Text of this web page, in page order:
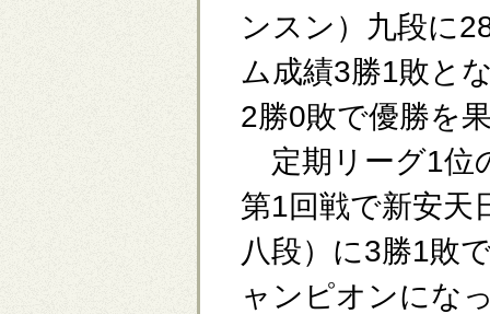
ンスン）九段に
ム成績3勝1敗と
2勝0敗で優勝を
定期リーグ1位
第1回戦で新安天
八段）に3勝1敗
ャンピオンにな